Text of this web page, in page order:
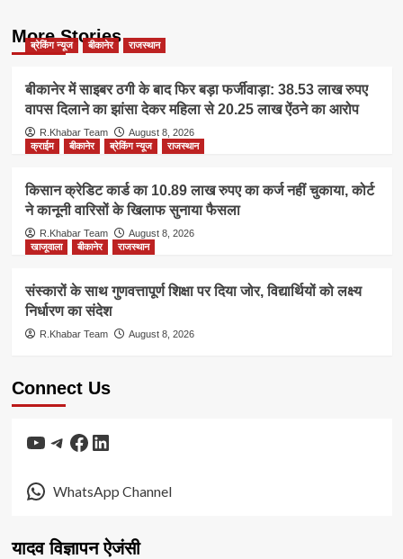
More Stories
ब्रेकिंग न्यूज बीकानेर राजस्थान
बीकानेर में साइबर ठगी के बाद फिर बड़ा फर्जीवाड़ा: 38.53 लाख रुपए
वापस दिलाने का झांसा देकर महिला से 20.25 लाख ऐंठने का आरोप
R.Khabar Team
August 8, 2026
क्राईम
बीकानेर ब्रेकिंग न्यूज राजस्थान
किसान क्रेडिट कार्ड का 10.89 लाख रुपए का कर्ज नहीं चुकाया, कोर्ट
ने कानूनी वारिसों के खिलाफ सुनाया फैसला
R.Khabar Team
August 8, 2026
खाजूवाला
बीकानेर राजस्थान
संस्कारों के साथ गुणवत्तापूर्ण शिक्षा पर दिया जोर, विद्यार्थियों को लक्ष्य
निर्धारण का संदेश
R.Khabar Team August 8, 2026
Connect Us
YouTube
Telegram
Facebook
LinkedIn
WhatsApp Channel
यादव विज्ञापन ऐजंसी